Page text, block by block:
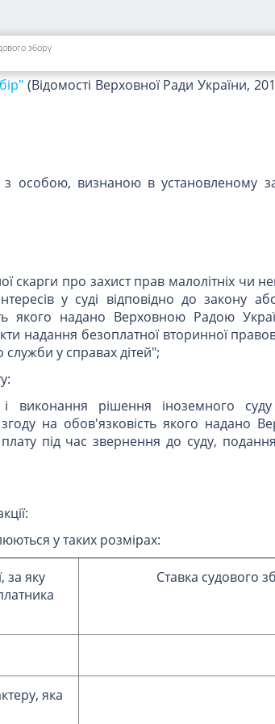
збору
владних повноважень, що
його посадова чи службова
(Відомості Верховної Ради України,
особою, визнаною в установленому
скарги про захист прав малолітніх чи
у суді відповідно до закону
якого надано Верховною Радою
надання безоплатної вторинної
у справах дітей";
виконання рішення іноземного суду
на обов'язковість якого надано
під час звернення до суду,
у таких розмірах:
за яку
Ставка судового
яка